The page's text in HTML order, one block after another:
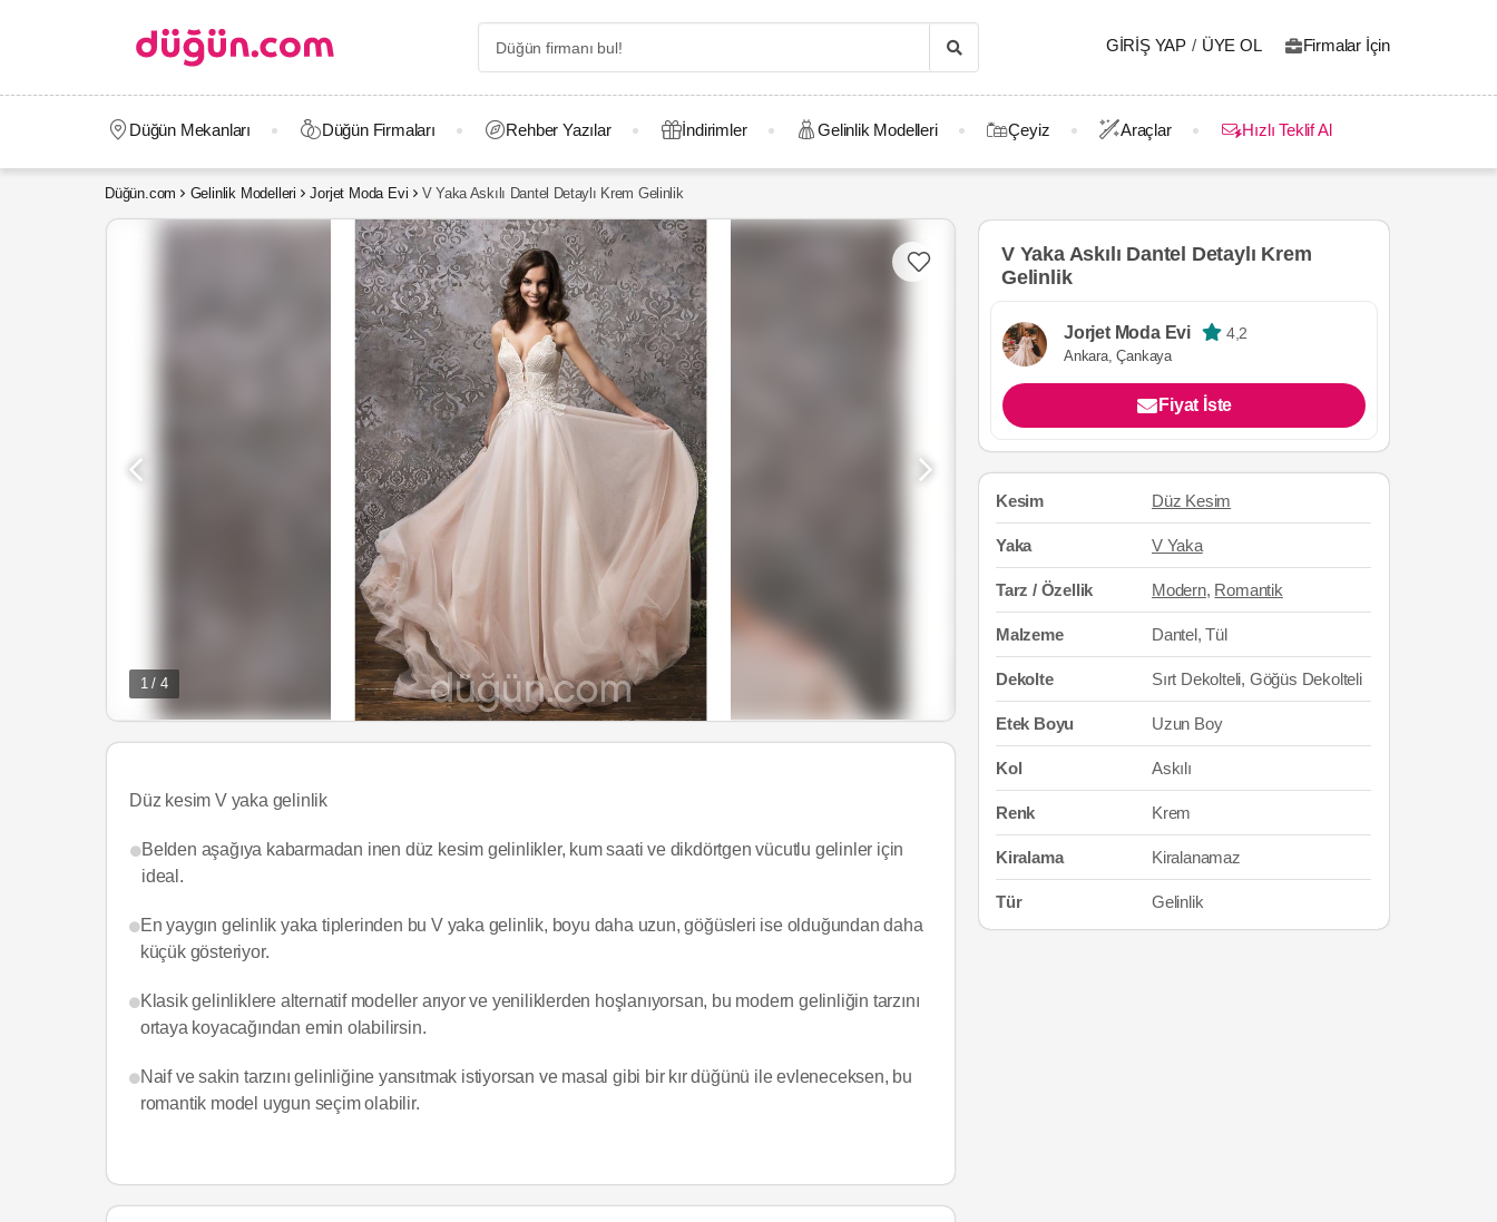
GIRIŞ YAP / ÜYE OL Firmalar İçin
Düğün Mekanları Düğün Firmaları Rehber Yazılar İndirimler Gelinlik Modelleri Çeyiz Araçlar Hızlı Teklif Al
Düğün.com Gelinlik Modelleri Jorjet Moda Evi V Yaka Askılı Dantel Detaylı Krem Gelinlik
1 / 4
Düz kesim V yaka gelinlik
Belden aşağıya kabarmadan inen düz kesim gelinlikler, kum saati ve dikdörtgen vücutlu gelinler için
ideal.
En yaygın gelinlik yaka tiplerinden bu V yaka gelinlik, boyu daha uzun, göğüsleri ise olduğundan daha
küçük gösteriyor.
Klasik gelinliklere alternatif modeller arıyor ve yeniliklerden hoşlanıyorsan, bu modern gelinliğin tarzını
ortaya koyacağından emin olabilirsin.
Naif ve sakin tarzını gelinliğine yansıtmak istiyorsan ve masal gibi bir kır düğünü ile evleneceksen, bu
romantik model uygun seçim olabilir.
V Yaka Askılı Dantel Detaylı Krem
Gelinlik
Jorjet Moda Evi 4,2
Ankara, Çankaya
Fiyat İste
Kesim Düz Kesim
Yaka V Yaka
Tarz / Özellik Modern, Romantik
Malzeme Dantel, Tül
Dekolte Sırt Dekolteli, Göğüs Dekolteli
Etek Boyu Uzun Boy
Kol Askılı
Renk Krem
Kiralama Kiralanamaz
Tür Gelinlik